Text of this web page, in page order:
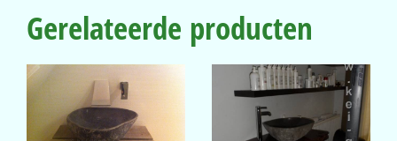
Gerelateerde producten